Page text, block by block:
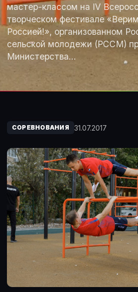
мастер-классом на IV
творческом фестивале
Россией!», организованном
сельской молодежи (РССМ)
Министерства…
СОРЕВНОВАНИЯ 31.07.2017